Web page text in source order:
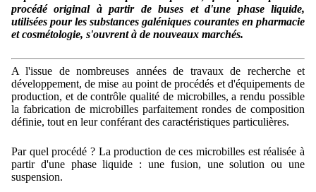
Kontakt
Gebrauchte Maschinen - Angebote
Angebotsanfrage
Mikrokapseln
Mikroverkapselung
Lohnfertigung
Mietanlagen
Angebotsanfrage
Aromakapseln
Emulgatoren
Geschmacksmaskierung
Instant Kugeln
Katalysatorträger
Keramische Hohlkugeln
Polymere
Informationsmaterial
Hf and ZrHf mixed Microspheres
Ultra spherical granulation (english)
Ultra spherical granulation (francais)
Runde Sache
Fraunhofer UMSICHT Tage
Kontakt
Kontaktformular
Bewertungsseite
Suche
Mitgliederseiten
Neu Registrieren
Login
procédé original à partir de buses et d'une phase liquide,
utilisées pour les substances galéniques courantes en pharmacie
et cosmétologie, s'ouvrent à de nouveaux marchés.
A l'issue de nombreuses années de travaux de recherche et
développement, de mise au point de procédés et d'équipements de
production, et de contrôle qualité de microbilles, a rendu possible
la fabrication de microbilles parfaitement rondes de composition
définie, tout en leur conférant des caractéristiques particulières.
Par quel procédé ? La production de ces microbilles est réalisée à
partir d'une phase liquide : une fusion, une solution ou une
suspension.